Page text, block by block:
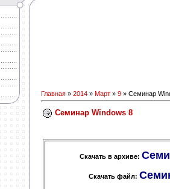
Главная » 2014 » Март » 9 » Семинар
Семинар Windows 8
Скачать в архиве:
Скачать файл: